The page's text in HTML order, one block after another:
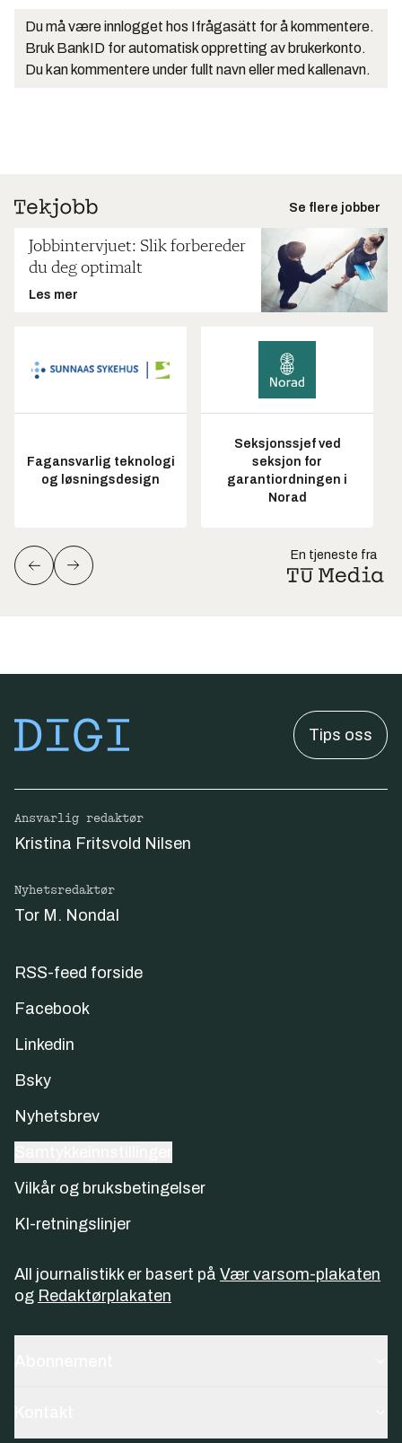
Du må være innlogget hos Ifrågasätt for å kommentere.
Bruk BankID for automatisk oppretting av brukerkonto.
Du kan kommentere under fullt navn eller med kallenavn.
Se flere jobber
Jobbintervjuet: Slik forbereder
du deg optimalt
Les mer
Fagansvarlig teknologi
og løsningsdesign
Seksjonssjef ved
seksjon for
garantiordningen i
Norad
En tjeneste fra
Tips oss
Ansvarlig redaktør
Kristina Fritsvold Nilsen
Nyhetsredaktør
Tor M. Nondal
RSS-feed forside
Facebook
Linkedin
Bsky
Nyhetsbrev
Vilkår og bruksbetingelser
KI-retningslinjer
All journalistikk er basert på Vær varsom-plakaten
og Redaktørplakaten